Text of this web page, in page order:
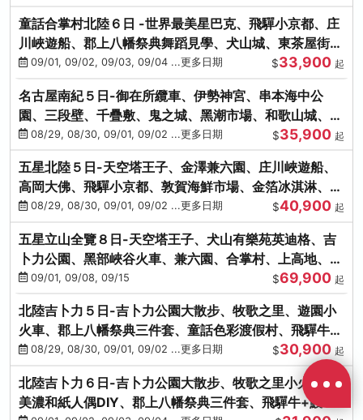
童話合掌村北陸６日 -世界最美星巴克、飛驒小京都、庄
川峽遊船、郡上八幡祭典舞蹈見學、犬山城、東茶屋街、
松葉蟹、金箔冰淇淋
09/01, 09/02, 09/03, 09/04 ...更多日期 $33,900 起
名古屋南紀５日-御在所纜車、伊勢神宮、串本海中公
園、三段壁、千疊敷、鬼之城、黑潮市場、和歌山城、伊
勢龍蝦溫泉
08/29, 08/30, 09/01, 09/02 ...更多日期 $35,900 起
五星北陸５日-天空塔王子、金澤兼六園、庄川峽遊船、
高岡大佛、飛驒小京都、敦賀海鮮市場、金箔冰淇淋、鰻
魚三吃
08/29, 08/30, 09/01, 09/02 ...更多日期 $40,900 起
五星立山全覽８日-天空塔王子、犬山有樂苑英迪格、吉
卜力公園、黑部峽谷火車、兼六園、合掌村、上高地、鰻
魚三吃、螃蟹吃到飽
09/01, 09/08, 09/15 $69,900 起
北陸吉卜力５日-吉卜力公園大散步、牧歌之里、遊園小
火車、郡上八幡祭典三件套、童話色彩渡假村、飛驒牛
+鰻魚三吃
08/29, 08/30, 09/01, 09/02 ...更多日期 $30,900 起
北陸吉卜力６日-吉卜力公園大散步、牧歌之里小火車、
美濃和紙人偶DIY、郡上八幡祭典三件套、飛驒牛+鰻魚